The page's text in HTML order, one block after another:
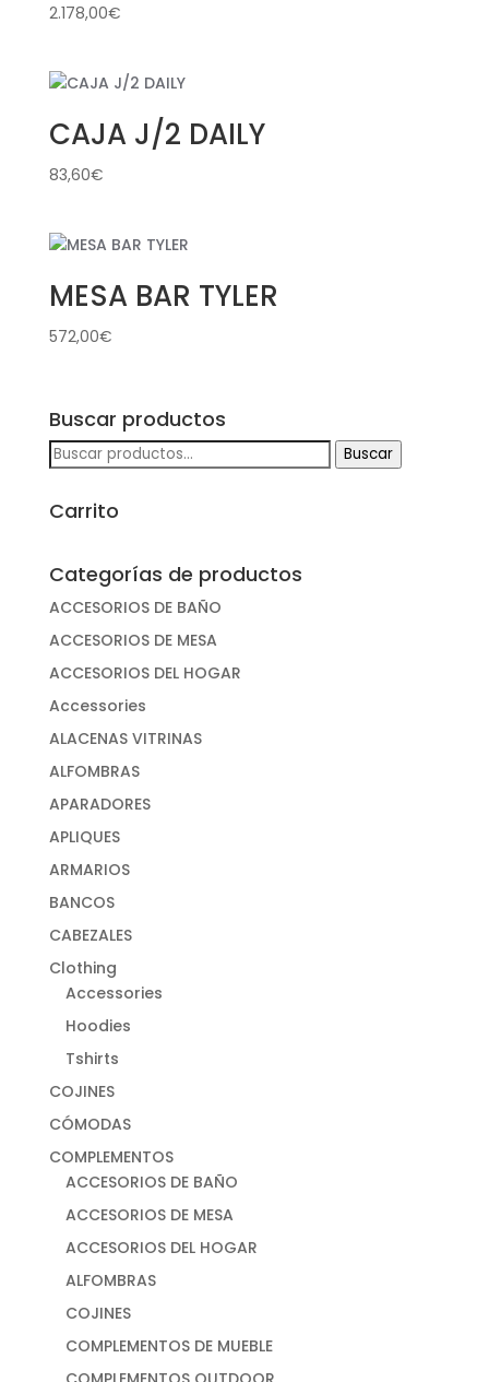
2.178,00€
CAJA J/2 DAILY
83,60€
MESA BAR TYLER
572,00€
Buscar productos
Buscar
Buscar
Carrito
Categorías de productos
ACCESORIOS DE BAÑO
ACCESORIOS DE MESA
ACCESORIOS DEL HOGAR
Accessories
ALACENAS VITRINAS
ALFOMBRAS
APARADORES
APLIQUES
ARMARIOS
BANCOS
CABEZALES
Clothing
Accessories
Hoodies
Tshirts
COJINES
CÓMODAS
COMPLEMENTOS
ACCESORIOS DE BAÑO
ACCESORIOS DE MESA
ACCESORIOS DEL HOGAR
ALFOMBRAS
COJINES
COMPLEMENTOS DE MUEBLE